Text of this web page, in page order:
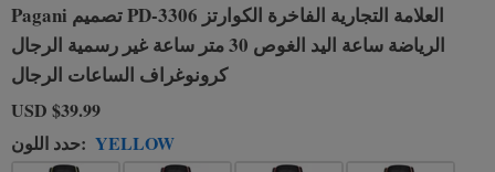
Pagani تصميم PD-3306 العلامة التجارية الفاخرة الكوارتز
الرياضة ساعة اليد الغوص 30 متر ساعة غير رسمية الرجال
كرونوغراف الساعات الرجال
USD $39.99
حدد اللون: YELLOW